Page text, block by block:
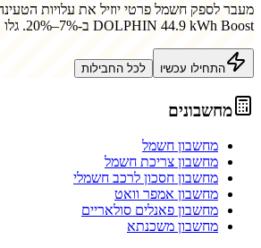
מעבר לספק חשמל פרטי יוזיל את עלויות
DOLPHIN 44.9 kWh Boost ב-7%–20%. גלו כמה תחסכו.
התחילו עכשיו לכל החבילות
מחשבונים
מחשבון חשמל
מחשבון צריכת חשמל
מחשבון חסכון לרכב חשמלי
מחשבון אמפר וואט
מחשבון פאנלים סולאריים
מחשבון משכנתא